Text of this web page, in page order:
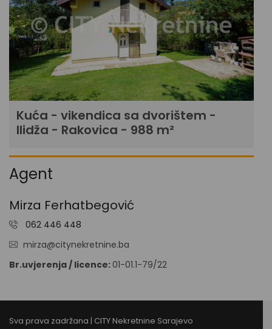
Kuća - vikendica sa dvorištem -
Ilidža - Rakovica - 988 m²
Agent
Mirza Ferhatbegović
062 446 448
mirza@citynekretnine.ba
Br.uvjerenja / licence:01-01.1-79/22
Sva prava zadržana | CITY Nekretnine Sarajevo